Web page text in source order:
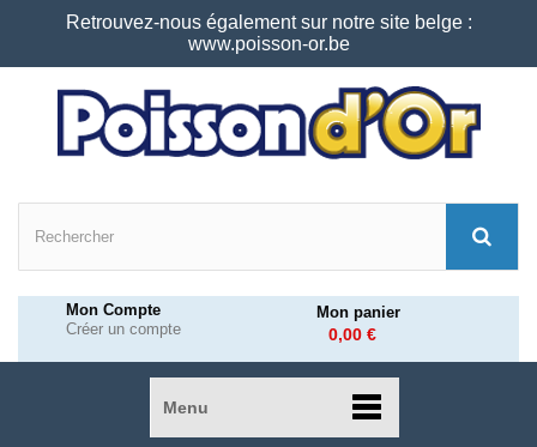
Retrouvez-nous également sur notre site belge :
www.poisson-or.be
Mon Compte
Créer un compte
Mon panier
0,00 €
Menu